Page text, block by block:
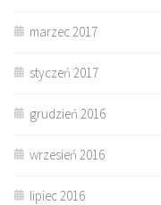
marzec 2017
styczeń 2017
grudzień 2016
wrzesień 2016
lipiec 2016